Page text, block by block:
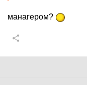
манагером?